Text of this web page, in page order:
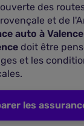
- Agent
Alpes
Voir les offres
des
et de
auto à Valence
doit être
et les
les